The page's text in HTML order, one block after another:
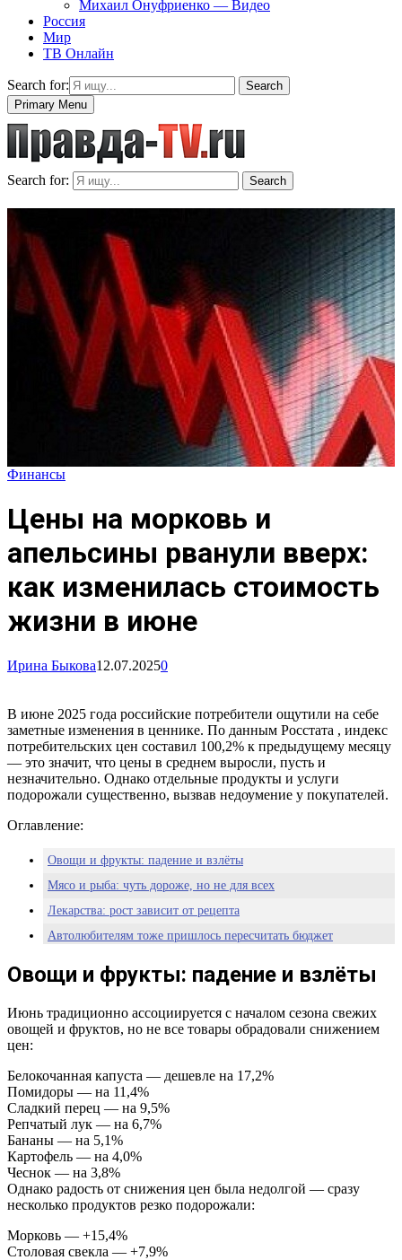
Михаил Онуфриенко — Видео
Россия
Мир
ТВ Онлайн
Search for:
Search
Primary Menu
Search for: Search
Финансы
Цены на морковь и
апельсины рванули вверх:
как изменилась стоимость
жизни в июне
Ирина Быкова12.07.20250
В июне 2025 года российские потребители ощутили на себе
заметные изменения в ценнике. По данным Росстата , индекс
потребительских цен составил 100,2% к предыдущему месяцу
— это значит, что цены в среднем выросли, пусть и
незначительно. Однако отдельные продукты и услуги
подорожали существенно, вызвав недоумение у покупателей.
Оглавление:
Овощи и фрукты: падение и взлёты
Мясо и рыба: чуть дороже, но не для всех
Лекарства: рост зависит от рецепта
Автолюбителям тоже пришлось пересчитать бюджет
Овощи и фрукты: падение и взлёты
Июнь традиционно ассоциируется с началом сезона свежих
овощей и фруктов, но не все товары обрадовали снижением
цен:
Белокочанная капуста — дешевле на 17,2%
Помидоры — на 11,4%
Сладкий перец — на 9,5%
Репчатый лук — на 6,7%
Бананы — на 5,1%
Картофель — на 4,0%
Чеснок — на 3,8%
Однако радость от снижения цен была недолгой — сразу
несколько продуктов резко подорожали:
Морковь — +15,4%
Столовая свекла — +7,9%